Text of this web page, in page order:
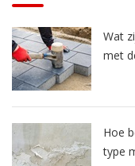
Wat
met
Hoe
type